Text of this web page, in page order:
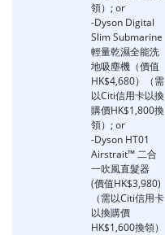
領）; or
-Dyson Digital
Slim Submarine
輕量乾濕全能洗
地吸塵機（價值
HK$4,680）（需
以Citi信用卡以換
購價HK$1,800換
領）; or
-Dyson HT01
Airstrait™ 二合
一吹風直髮器
(價值HK$3,980)
（需以Citi信用卡
以換購價
HK$1,600換領）